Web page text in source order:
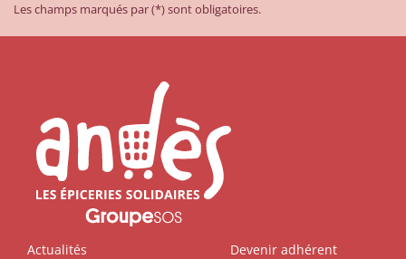
Les champs marqués par (*) sont obligatoires.
Actualités Devenir adhérent